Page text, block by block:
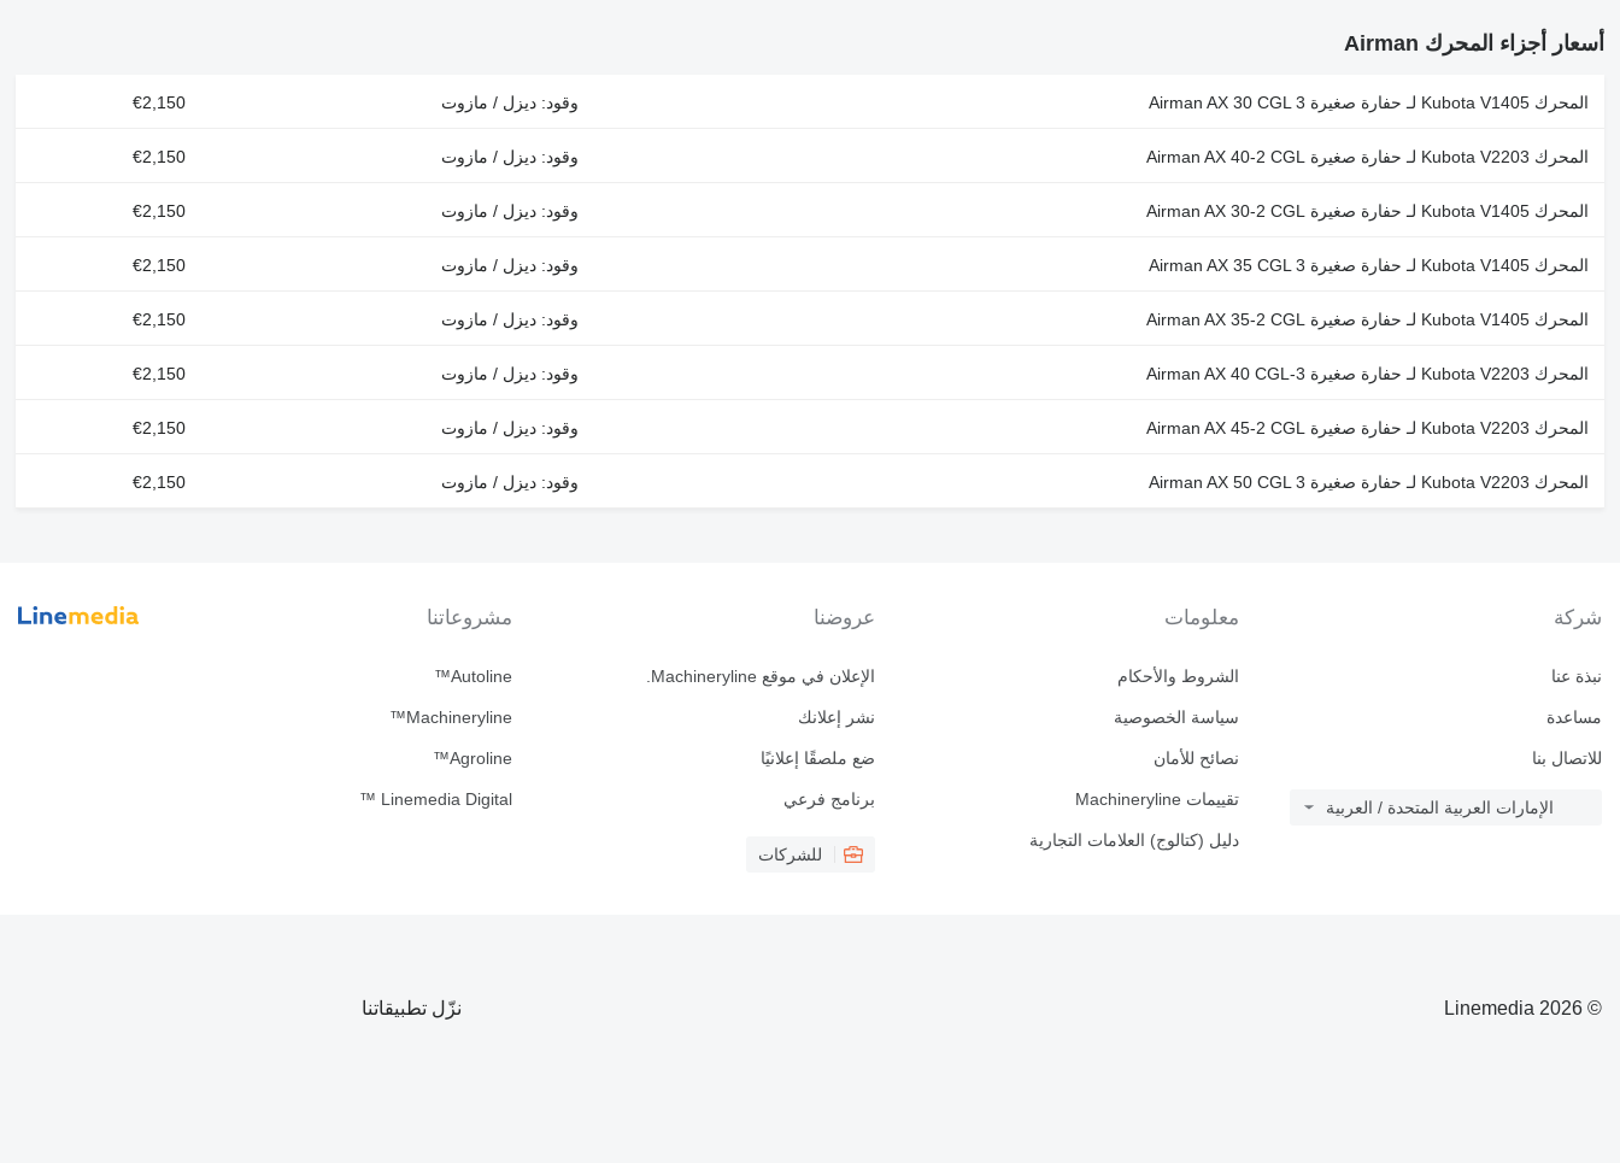
أسعار أجزاء المحرك Airman
المحرك Kubota V1405 لـ حفارة صغيرة Airman AX 30 CGL 3 وقود: ديزل / مازوت €2,150
المحرك Kubota V2203 لـ حفارة صغيرة Airman AX 40-2 CGL وقود: ديزل / مازوت €2,150
المحرك Kubota V1405 لـ حفارة صغيرة Airman AX 30-2 CGL وقود: ديزل / مازوت €2,150
المحرك Kubota V1405 لـ حفارة صغيرة Airman AX 35 CGL 3 وقود: ديزل / مازوت €2,150
المحرك Kubota V1405 لـ حفارة صغيرة Airman AX 35-2 CGL وقود: ديزل / مازوت €2,150
المحرك Kubota V2203 لـ حفارة صغيرة Airman AX 40 CGL-3 وقود: ديزل / مازوت €2,150
المحرك Kubota V2203 لـ حفارة صغيرة Airman AX 45-2 CGL وقود: ديزل / مازوت €2,150
المحرك Kubota V2203 لـ حفارة صغيرة Airman AX 50 CGL 3 وقود: ديزل / مازوت €2,150
شركة
نبذة عنا
مساعدة
للاتصال بنا
الإمارات العربية المتحدة / العربية
معلومات
الشروط والأحكام
سياسة الخصوصية
نصائح للأمان
تقييمات Machineryline
دليل (كتالوج) العلامات التجارية
عروضنا
الإعلان في موقع Machineryline.
نشر إعلانك
ضع ملصقًا إعلانيًا
برنامج فرعي
للشركات
مشروعاتنا
Autoline™
Machineryline™
Agroline™
Linemedia Digital ™
© 2026 Linemedia نزّل تطبيقاتنا